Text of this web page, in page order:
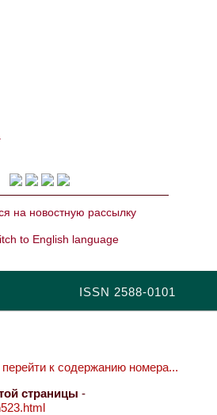
на новостную рассылку
to English language
ISSN 2588-0101
перейти к содержанию номера...
страницы -